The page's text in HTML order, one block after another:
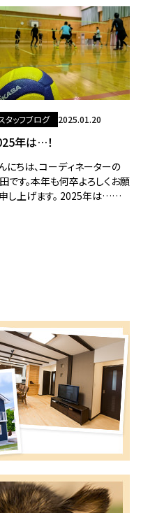
っていうのがあるよって教えて
ったんだぁ～～～。そー
タッフブログ 2025.01.20
年は…！
にちは、コーディネーターの
です。本年も何卒よろしくお願
し上げます。 2025年は…本